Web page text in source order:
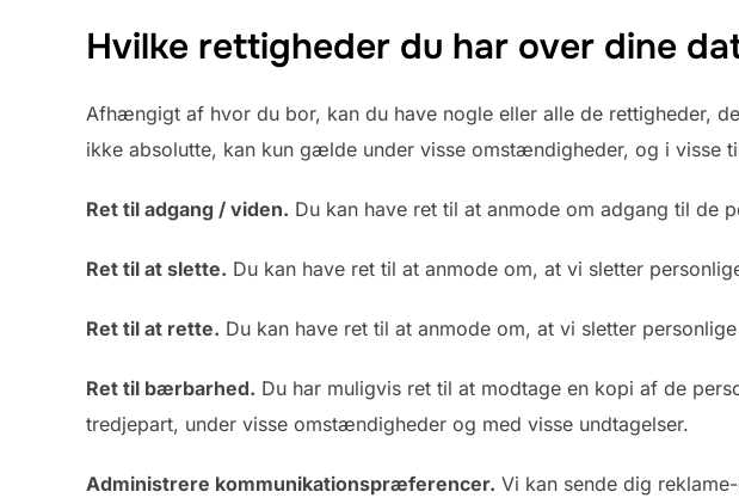
Hvilke rettigheder du har over dine
Afhængigt af hvor du bor, kan du have nogle eller alle de rettigheder,
ikke absolutte, kan kun gælde under visse omstændigheder, og i visse
Ret til adgang / viden. Du kan have ret til at anmode om adgang til de
Ret til at slette. Du kan have ret til at anmode om, at vi sletter
Ret til at rette. Du kan have ret til at anmode om, at vi sletter
Ret til bærbarhed. Du har muligvis ret til at modtage en kopi af de
tredjepart, under visse omstændigheder og med visse undtagelser.
Administrere kommunikationspræferencer. Vi kan sende dig